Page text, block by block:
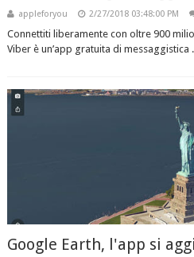
appleforyou 2/27/2018 03:48:00 PM
Connettiti liberamente con oltre 900
Viber è un’app gratuita di messaggistica
Google Earth, l'app si